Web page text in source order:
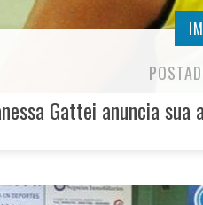
Gattei anuncia sua